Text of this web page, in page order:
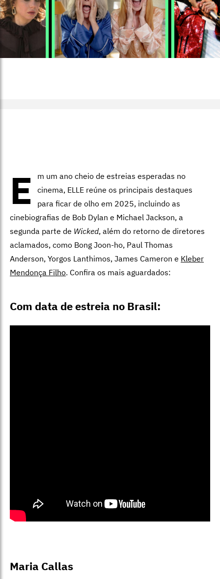
E
m um ano cheio de estreias esperadas no
cinema, ELLE reúne os principais destaques
para ficar de olho em 2025, incluindo as
cinebiografias de Bob Dylan e Michael Jackson, a
segunda parte de Wicked, além do retorno de diretores
aclamados, como Bong Joon-ho, Paul Thomas
Anderson, Yorgos Lanthimos, James Cameron e Kleber
Mendonça Filho. Confira os mais aguardados:
Com data de estreia no Brasil:
Maria Callas